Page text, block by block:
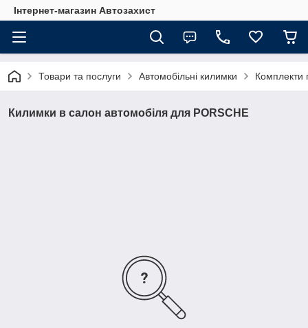
Інтернет-магазин Автозахист
Товари та послуги Автомобільні килимки Комплекти
Килимки в салон автомобіля для PORSCHE